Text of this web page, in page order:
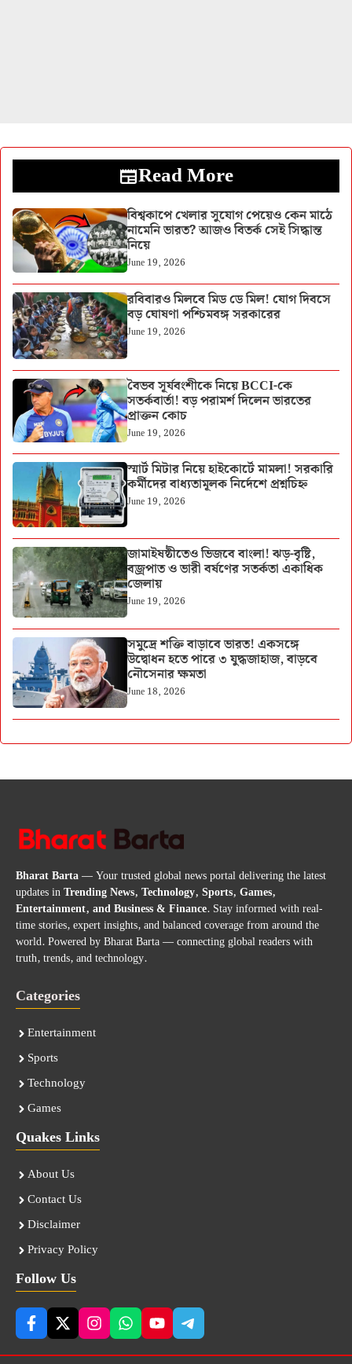
Read More
বিশ্বকাপে খেলার সুযোগ পেয়েও কেন মাঠে
নামেনি ভারত? আজও বিতর্ক সেই সিদ্ধান্ত
নিয়ে
June 19, 2026
রবিবারও মিলবে মিড ডে মিল! যোগ দিবসে
বড় ঘোষণা পশ্চিমবঙ্গ সরকারের
June 19, 2026
বৈভব সূর্যবংশীকে নিয়ে BCCI-কে
সতর্কবার্তা! বড় পরামর্শ দিলেন ভারতের
প্রাক্তন কোচ
June 19, 2026
স্মার্ট মিটার নিয়ে হাইকোর্টে মামলা! সরকারি
কর্মীদের বাধ্যতামূলক নির্দেশে প্রশ্নচিহ্ন
June 19, 2026
জামাইষষ্ঠীতেও ভিজবে বাংলা! ঝড়-বৃষ্টি,
বজ্রপাত ও ভারী বর্ষণের সতর্কতা একাধিক
জেলায়
June 19, 2026
সমুদ্রে শক্তি বাড়াবে ভারত! একসঙ্গে
উদ্বোধন হতে পারে ৩ যুদ্ধজাহাজ, বাড়বে
নৌসেনার ক্ষমতা
June 18, 2026
Bharat Barta— Your trusted global news portal delivering the latest
updates inTrending News, Technology, Sports, Games,
Entertainment, and Business & Finance. Stay informed with real-
time stories, expert insights, and balanced coverage from around the
world. Powered by Bharat Barta — connecting global readers with
truth, trends, and technology.
Categories
Entertainment
Sports
Technology
Games
Quakes Links
About Us
Contact Us
Disclaimer
Privacy Policy
Follow Us